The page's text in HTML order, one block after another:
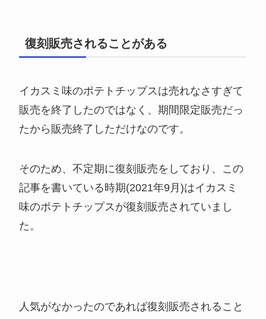
復刻販売されることがある
イカスミ味のポテトチップスは売れなさすぎて
販売を終了したのではなく、期間限定販売だっ
たから販売終了しただけなのです。
そのため、不定期に復刻販売をしており、この
記事を書いている時期(2021年9月)はイカスミ
味のポテトチップスが復刻販売されていまし
た。
人気がなかったのであれば復刻販売されること